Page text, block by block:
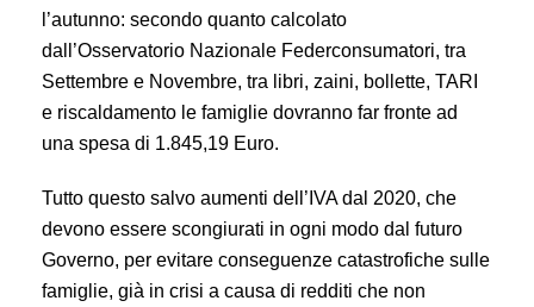
l’autunno: secondo quanto calcolato
dall’Osservatorio Nazionale Federconsumatori, tra
Settembre e Novembre, tra libri, zaini, bollette, TARI
e riscaldamento le famiglie dovranno far fronte ad
una spesa di 1.845,19 Euro.
Tutto questo salvo aumenti dell’IVA dal 2020, che
devono essere scongiurati in ogni modo dal futuro
Governo, per evitare conseguenze catastrofiche sulle
famiglie, già in crisi a causa di redditi che non